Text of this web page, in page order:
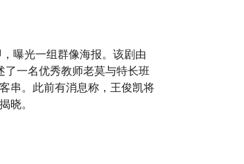
曝光一组群像海报。该剧由
一名优秀教师老莫与特长班
串。此前有消息称，王俊凯将
晓。